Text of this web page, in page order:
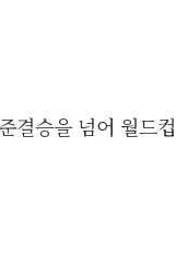
결승을 넘어 월드컵